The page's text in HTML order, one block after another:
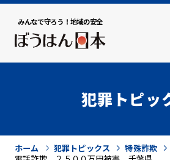
みんなで守ろう！地域の安全
犯罪トピッ
ホーム 犯罪トピックス
特殊詐欺